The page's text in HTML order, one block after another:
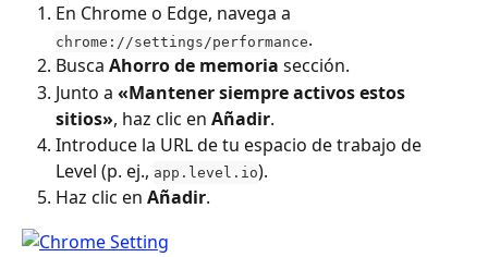
En Chrome o Edge, navega a
chrome://settings/performance.
Busca Ahorro de memoria sección.
Junto a «Mantener siempre activos estos
sitios», haz clic en Añadir.
Introduce la URL de tu espacio de trabajo de
Level (p. ej., app.level.io).
Haz clic en Añadir.